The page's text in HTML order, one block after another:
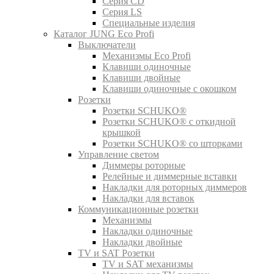
Серия LS
Специальные изделия
Каталог JUNG Eco Profi
Выключатели
Механизмы Eco Profi
Клавиши одиночные
Клавиши двойные
Клавиши одиночные с окошком
Розетки
Розетки SCHUKO®
Розетки SCHUKO® с откидной
крышкой
Розетки SCHUKO® со шторками
Управление светом
Диммеры роторные
Релейные и диммерные вставки
Накладки для роторных диммеров
Накладки для вставок
Коммуникационные розетки
Механизмы
Накладки одиночные
Накладки двойные
TV и SAT Розетки
TV и SAT механизмы